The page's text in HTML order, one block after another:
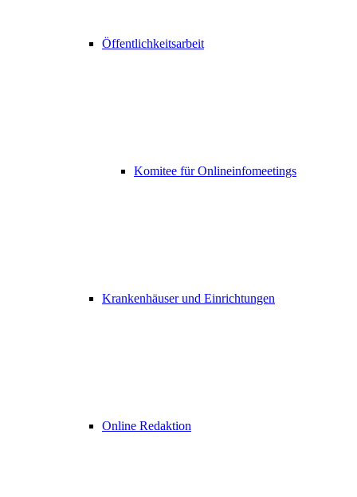
Öffentlichkeitsarbeit
Komitee für Onlineinfomeetings
Krankenhäuser und Einrichtungen
Online Redaktion